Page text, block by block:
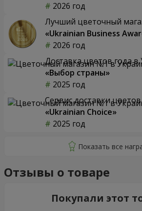
2026 год
Лучший цветочный
«Ukrainian Business
2026 год
Доставка цветов года в
«Выбор страны»
2025 год
Сервис доставки цветов
«Ukrainian Choice»
2025 год
Отзывы о товаре
Покупали этот